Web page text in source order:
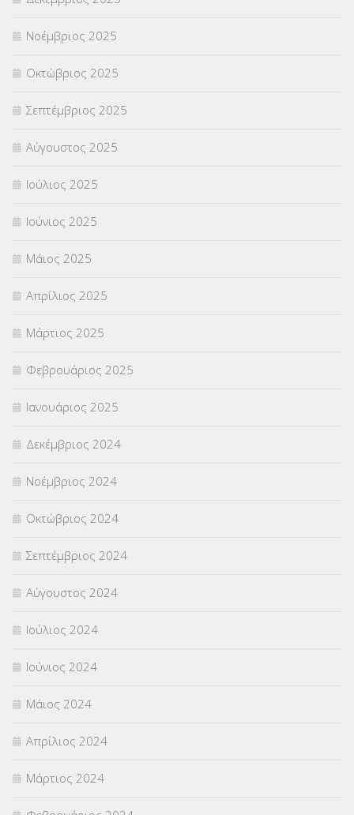
ΥΠΕΡΑΡΙΘΜΟΙ(1)
ΥΠΟΤΡΟΦΙΕΣ(28)
ΦΥΣΙΚΗ ΑΓΩΓΗ(692)
Χωρίς κατηγορία
Νοέμβριος 2025
Οκτώβριος 2025
Σεπτέμβριος 2025
Αύγουστος 2025
Ιούλιος 2025
Ιούνιος 2025
Μάιος 2025
Απρίλιος 2025
Μάρτιος 2025
Φεβρουάριος 2025
Ιανουάριος 2025
Δεκέμβριος 2024
Νοέμβριος 2024
Οκτώβριος 2024
Σεπτέμβριος 2024
Αύγουστος 2024
Ιούλιος 2024
Ιούνιος 2024
Μάιος 2024
Απρίλιος 2024
Μάρτιος 2024